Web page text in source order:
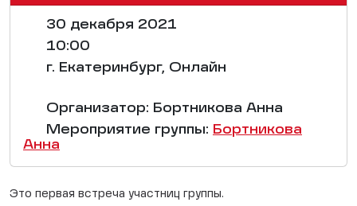
30 декабря 2021
10:00
г. Екатеринбург, Онлайн
Организатор: Бортникова Анна
Мероприятие группы: Бортникова
Анна
Это первая встреча участниц группы.